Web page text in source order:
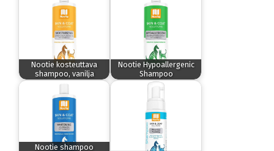
Nootie kosteuttava
shampoo, vanilja
Nootie Hypoallergenic
Shampoo
Nootie shampoo